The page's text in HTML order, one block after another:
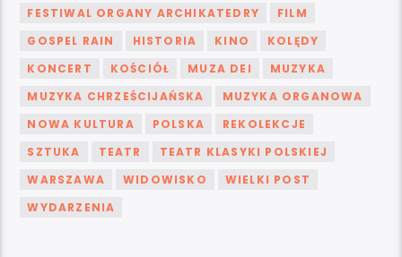
FESTIWAL ORGANY ARCHIKATEDRY
FILM
GOSPEL RAIN
HISTORIA KINO
KOLĘDY
KONCERT
KOŚCIÓŁ MUZA DEI
MUZYKA
MUZYKA CHRZEŚCIJAŃSKA
MUZYKA ORGANOWA
NOWA KULTURA
POLSKA
REKOLEKCJE
SZTUKA
TEATR
TEATR KLASYKI POLSKIEJ
WARSZAWA
WIDOWISKO
WIELKI POST
WYDARZENIA